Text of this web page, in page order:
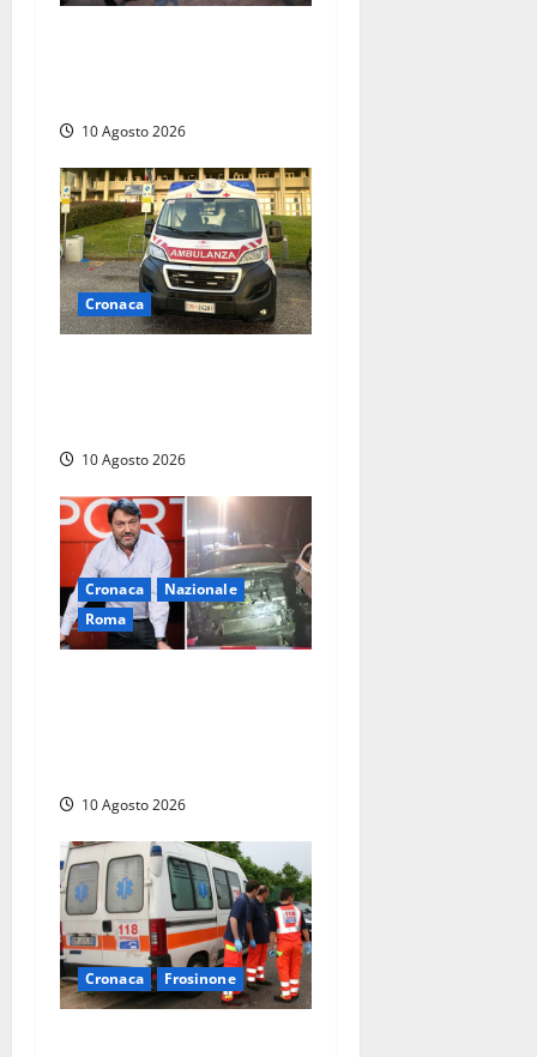
10 Agosto 2026
Cronaca
10 Agosto 2026
Cronaca
Nazionale
Roma
10 Agosto 2026
Cronaca Frosinone